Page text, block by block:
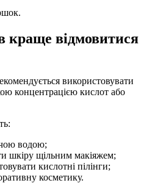
краще відмовитися
використовувати
концентрацією кислот або
водою;
шкіру щільним макіяжем;
кислотні пілінги;
косметику.